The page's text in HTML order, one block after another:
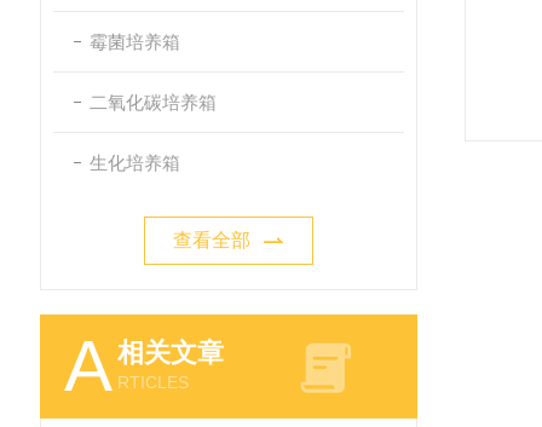
霉菌培养箱
二氧化碳培养箱
生化培养箱
查看全部
A相关文章
RTICLES